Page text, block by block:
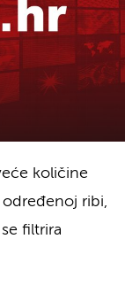
količine
ribi,
filtrira